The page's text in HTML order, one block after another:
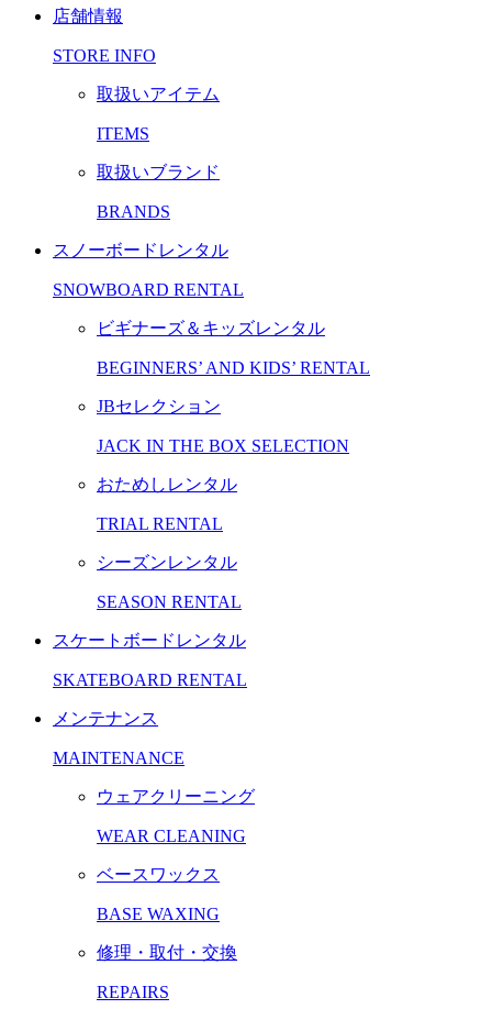
店舗情報
STORE INFO
取扱いアイテム
ITEMS
取扱いブランド
BRANDS
スノーボードレンタル
SNOWBOARD RENTAL
ビギナーズ＆キッズレンタル
BEGINNERS’ AND KIDS’ RENTAL
JBセレクション
JACK IN THE BOX SELECTION
おためしレンタル
TRIAL RENTAL
シーズンレンタル
SEASON RENTAL
スケートボードレンタル
SKATEBOARD RENTAL
メンテナンス
MAINTENANCE
ウェアクリーニング
WEAR CLEANING
ベースワックス
BASE WAXING
修理・取付・交換
REPAIRS